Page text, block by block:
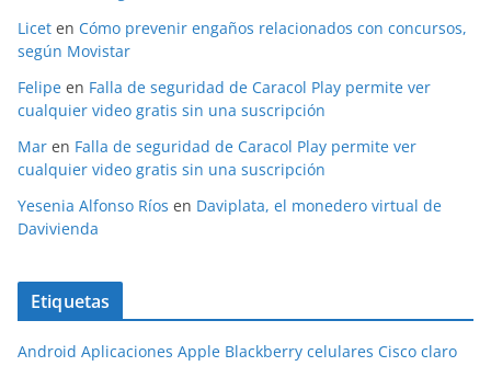
Licet en Cómo prevenir engaños relacionados con concursos,
según Movistar
Felipe en Falla de seguridad de Caracol Play permite ver
cualquier video gratis sin una suscripción
Mar en Falla de seguridad de Caracol Play permite ver
cualquier video gratis sin una suscripción
Yesenia Alfonso Ríos en Daviplata, el monedero virtual de
Davivienda
Etiquetas
Android Aplicaciones Apple Blackberry celulares Cisco claro